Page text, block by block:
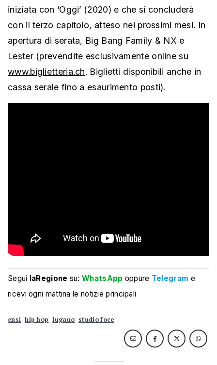
iniziata con ‘Oggi’ (2020) e che si concluderà
con il terzo capitolo, atteso nei prossimi mesi. In
apertura di serata, Big Bang Family & NX e
Lester (prevendite esclusivamente online su
www.biglietteria.ch. Biglietti disponibili anche in
cassa serale fino a esaurimento posti).
Segui laRegione su:WhatsApp oppure Telegram e
ricevi ogni mattina le notizie principali
ensi hip hop lugano studio foce